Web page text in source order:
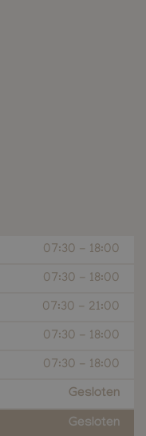
07:30 - 18:00
07:30 - 18:00
07:30 - 21:00
07:30 - 18:00
07:30 - 18:00
Gesloten
Gesloten